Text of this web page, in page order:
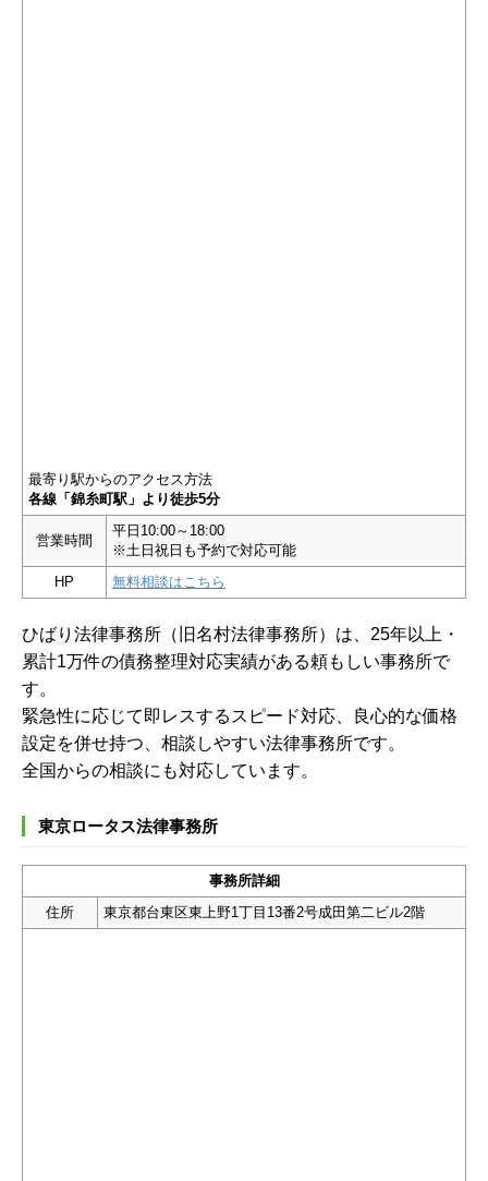
最寄り駅からのアクセス方法
各線「錦糸町駅」より徒歩5分
営業時間
平日10:00～18:00
※土日祝日も予約で対応可能
HP
無料相談はこちら
ひばり法律事務所（旧名村法律事務所）は、25年以上・
累計1万件の債務整理対応実績がある頼もしい事務所で
す。
緊急性に応じて即レスするスピード対応、良心的な価格
設定を併せ持つ、相談しやすい法律事務所です。
全国からの相談にも対応しています。
東京ロータス法律事務所
事務所詳細
住所
東京都台東区東上野1丁目13番2号成田第二ビル2階